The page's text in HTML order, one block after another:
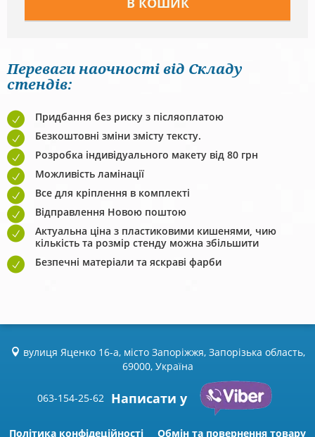
Переваги наочності від Складу
стендів:
Придбання без риску з післяоплатою
Безкоштовні зміни змісту тексту.
Розробка індивідуального макету від 80 грн
Можливість ламінації
Все для кріплення в комплекті
Відправлення Новою поштою
Актуальна ціна з пластиковими кишенями, чию
кількість та розмір стенду можна збільшити
Безпечні матеріали та яскраві фарби
вулиця Яценко 16-а, місто Запоріжжя, Запорізька область,
69000, Україна
063-154-25-62 Написати у
Політика конфідеційності Обмін та повернення товару